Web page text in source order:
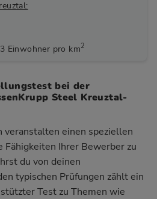
Einwohner pro km2
bei der
Steel Kreuztal-
einen speziellen
Ihrer Bewerber zu
du von deinen
typischen Prüfungen zählt ein
Test zu Themen wie